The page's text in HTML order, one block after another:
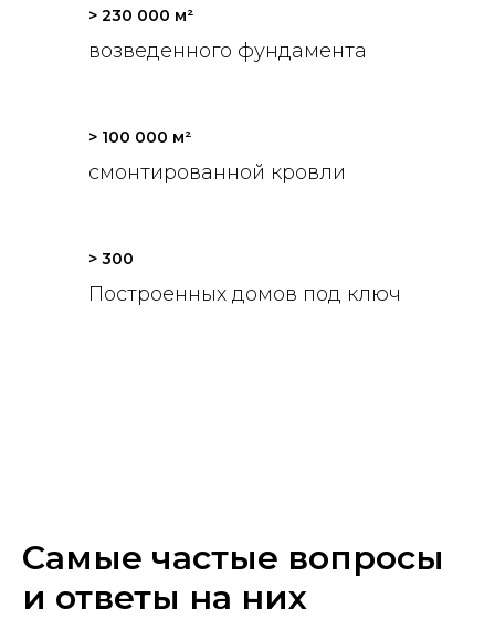
> 230 000 м²
возведенного фундамента
> 100 000 м²
смонтированной кровли
> 300
Построенных домов под ключ
Самые частые вопросы
и ответы на них